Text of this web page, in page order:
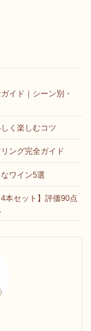
イド｜シーン別・
く楽しむコツ
ング完全ガイド
ワイン5選
本セット】評価90点